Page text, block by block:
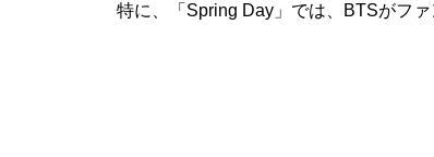
特に、「Spring Day」では、BTSがフ